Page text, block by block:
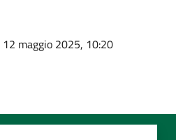
12 maggio 2025, 10:20